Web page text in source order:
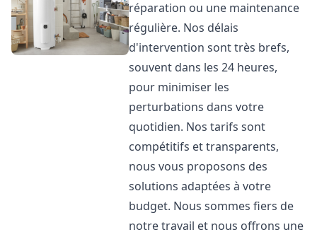
réparation ou une maintenance
régulière. Nos délais
d'intervention sont très brefs,
souvent dans les 24 heures,
pour minimiser les
perturbations dans votre
quotidien. Nos tarifs sont
compétitifs et transparents,
nous vous proposons des
solutions adaptées à votre
budget. Nous sommes fiers de
notre travail et nous offrons une